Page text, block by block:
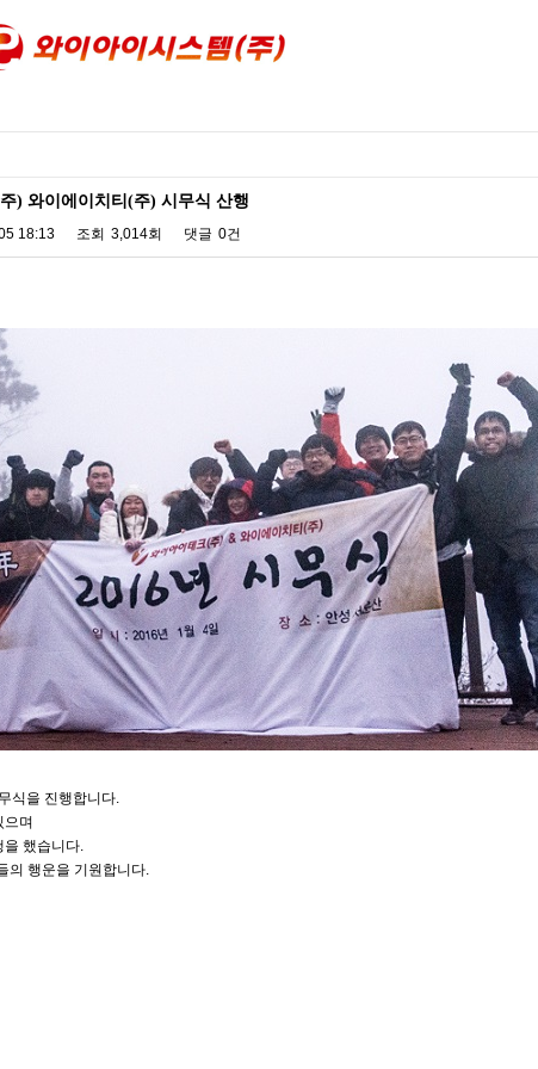
) 와이에이치티(주) 시무식 산행
18:13 조회 3,014회 댓글 0건
식을 진행합니다.
으며
을 했습니다.
의 행운을 기원합니다.